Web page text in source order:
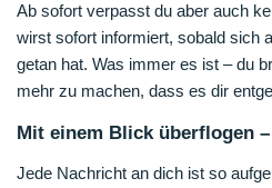
Ab sofort verpasst du aber auch
wirst sofort informiert, sobald sich
getan hat. Was immer es ist – du
mehr zu machen, dass es dir
Mit einem Blick überflogen
Jede Nachricht an dich ist so